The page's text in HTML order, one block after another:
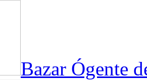
Bazar Ógente